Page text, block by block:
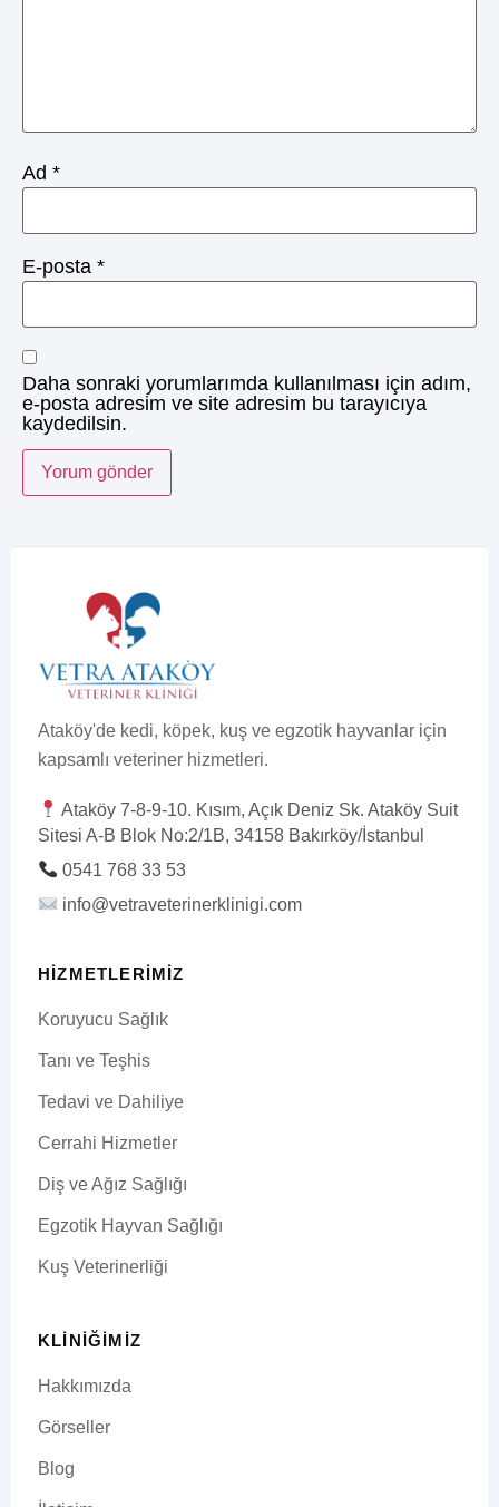
Ad *
E-posta *
Daha sonraki yorumlarımda kullanılması için adım,
e-posta adresim ve site adresim bu tarayıcıya
kaydedilsin.
Ataköy'de kedi, köpek, kuş ve egzotik hayvanlar için
kapsamlı veteriner hizmetleri.
Ataköy 7-8-9-10. Kısım, Açık Deniz Sk. Ataköy Suit
Sitesi A-B Blok No:2/1B, 34158 Bakırköy/İstanbul
0541 768 33 53
info@vetraveterinerklinigi.com
HIZMETLERIMIZ
Koruyucu Sağlık
Tanı ve Teşhis
Tedavi ve Dahiliye
Cerrahi Hizmetler
Diş ve Ağız Sağlığı
Egzotik Hayvan Sağlığı
Kuş Veterinerliği
KLINIĞIMIZ
Hakkımızda
Görseller
Blog